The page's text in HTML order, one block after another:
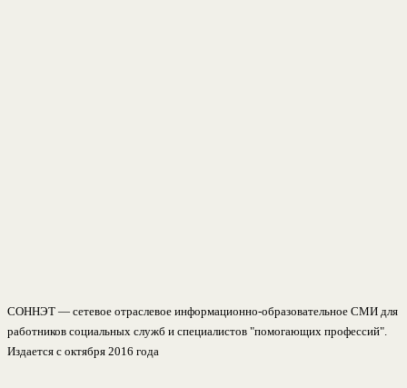
СОННЭТ — сетевое отраслевое информационно-образовательное СМИ для
работников социальных служб и специалистов "помогающих профессий".
Издается с октября 2016 года